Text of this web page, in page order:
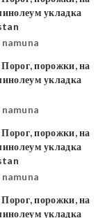
namuna
namuna
namuna